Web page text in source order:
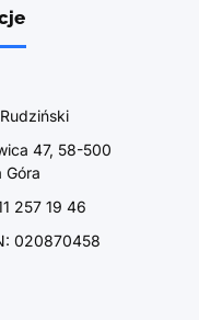
47, 58-500
Góra
257 19 46
020870458